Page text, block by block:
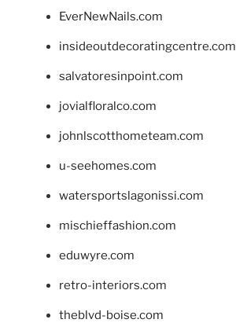
EverNewNails.com
insideoutdecoratingcentre.com
salvatoresinpoint.com
jovialfloralco.com
johnlscotthometeam.com
u-seehomes.com
watersportslagonissi.com
mischieffashion.com
eduwyre.com
retro-interiors.com
theblvd-boise.com